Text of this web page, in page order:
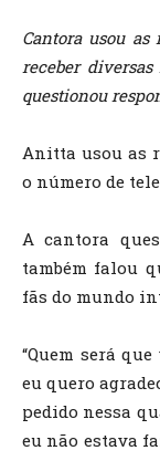
Cantora usou
receber diversas
questionou
Anitta usou as
o número de
A cantora
também falou
fãs do mundo
“Quem será
eu quero
pedido nessa
eu não estava